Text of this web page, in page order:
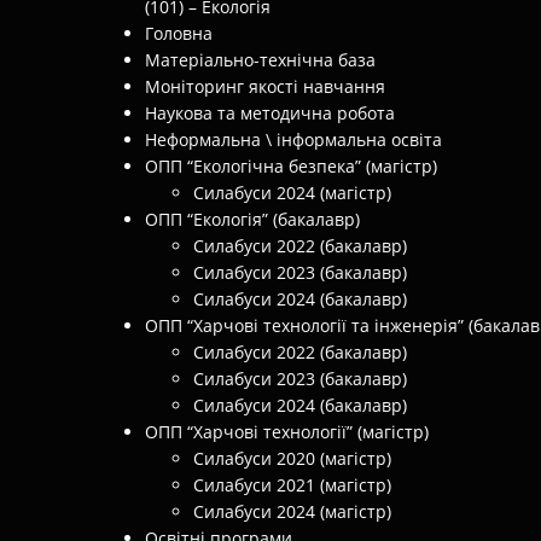
(101) – Екологія
Головна
Матеріально-технічна база
Моніторинг якості навчання
Наукова та методична робота
Неформальна \ інформальна освіта
ОПП “Екологічна безпека” (магістр)
Силабуси 2024 (магістр)
ОПП “Екологія” (бакалавр)
Силабуси 2022 (бакалавр)
Силабуси 2023 (бакалавр)
Силабуси 2024 (бакалавр)
ОПП “Харчові технології та інженерія”
Силабуси 2022 (бакалавр)
Силабуси 2023 (бакалавр)
Силабуси 2024 (бакалавр)
ОПП “Харчові технології” (магістр)
Силабуси 2020 (магістр)
Силабуси 2021 (магістр)
Силабуси 2024 (магістр)